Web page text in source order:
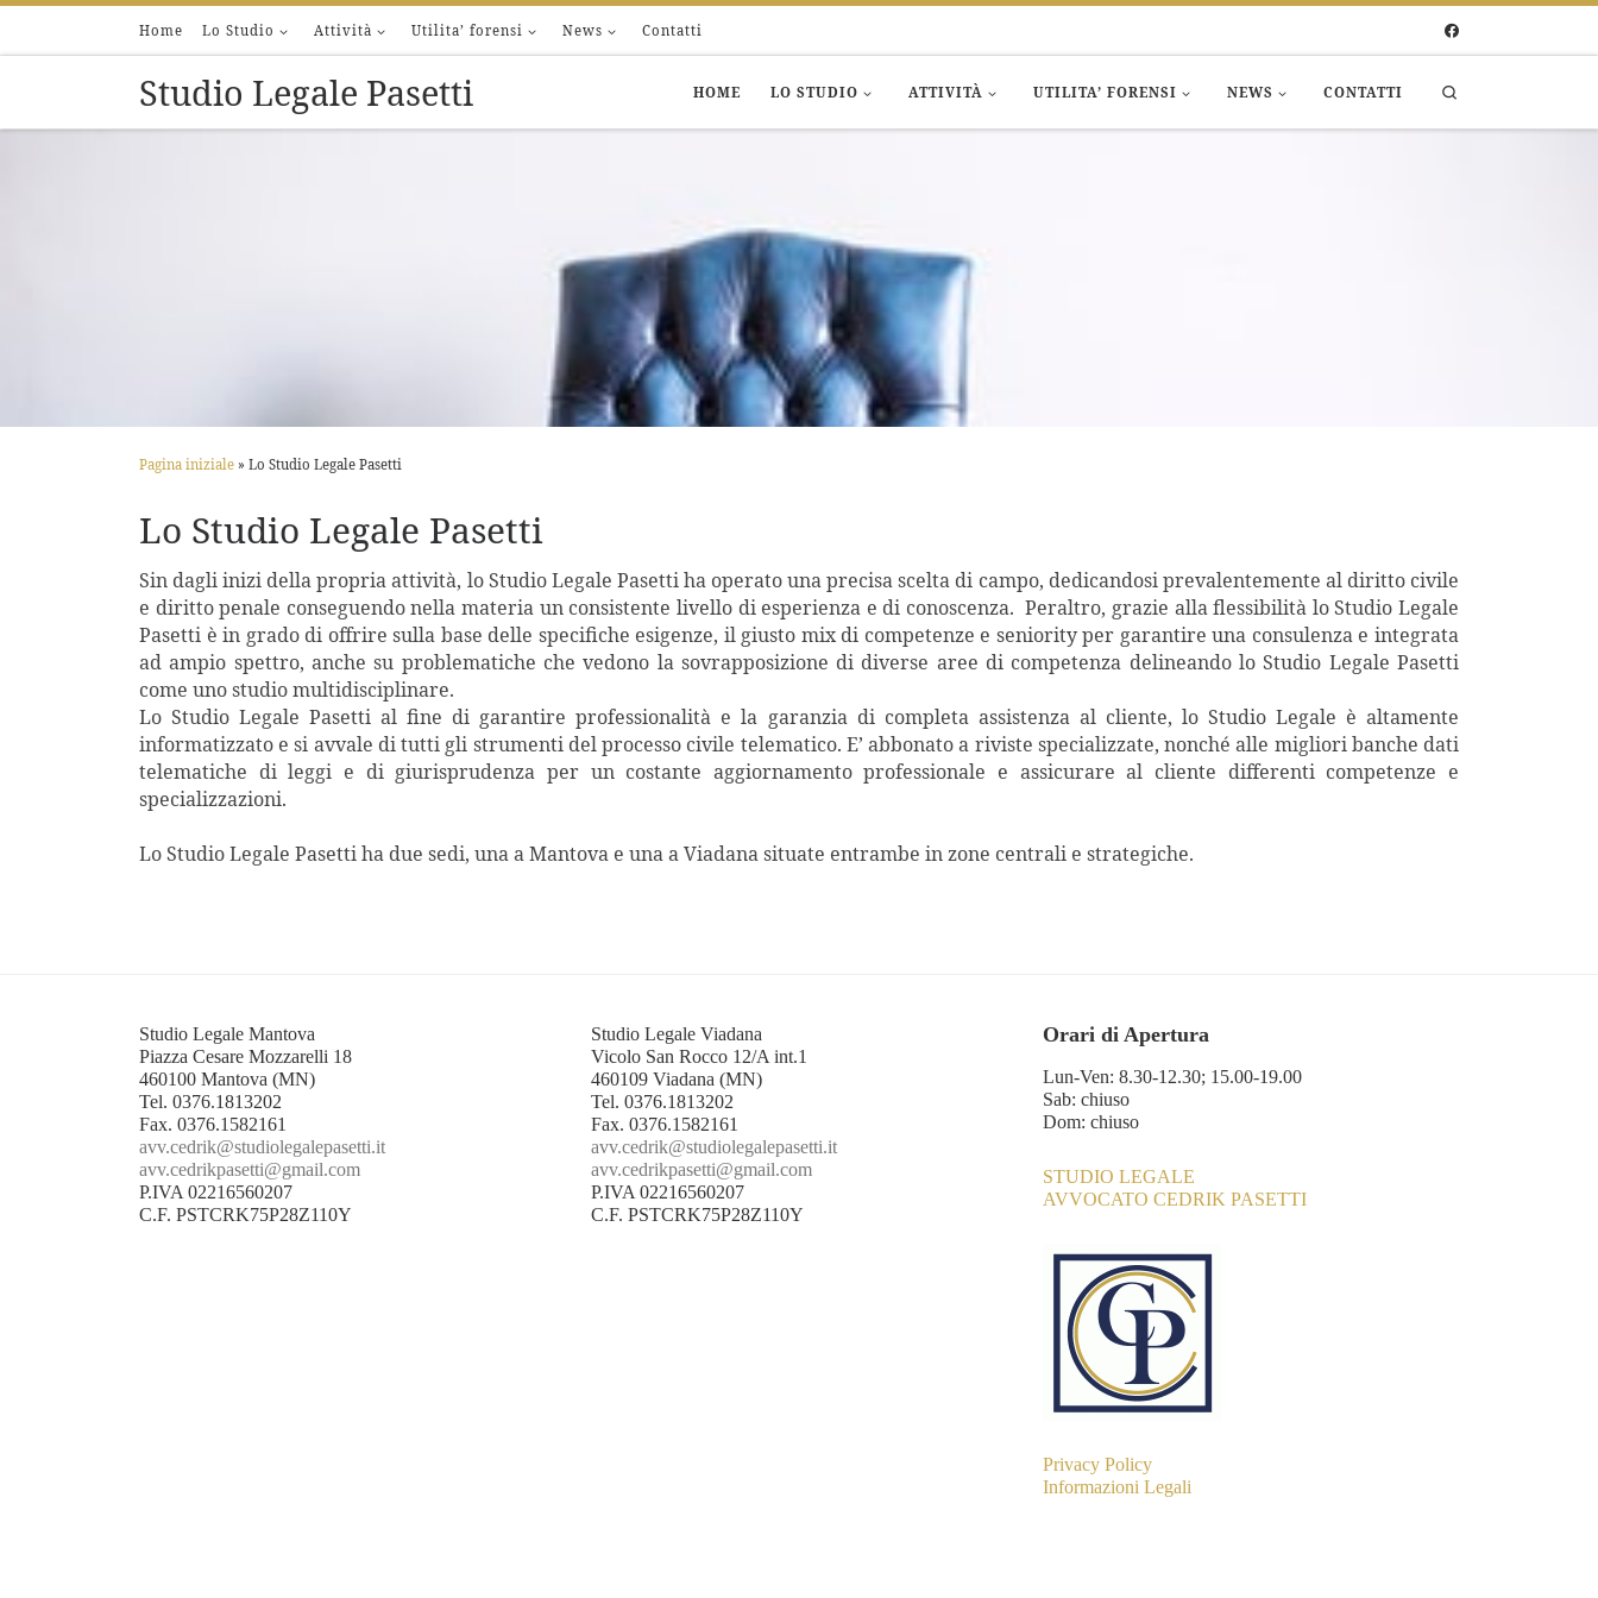
Passa al contenuto
Home Lo Studio Attività Utilita’ forensi News Contatti
Studio Legale Pasetti HOME LO STUDIO ATTIVITÀ UTILITA’ FORENSI NEWS CONTATTI
Pagina iniziale » Lo Studio Legale Pasetti
Lo Studio Legale Pasetti
Sin dagli inizi della propria attività, lo Studio Legale Pasetti ha operato una precisa scelta di campo, dedicandosi prevalentemente al diritto civile
e diritto penale conseguendo nella materia un consistente livello di esperienza e di conoscenza. Peraltro, grazie alla flessibilità lo Studio Legale
Pasetti è in grado di offrire sulla base delle specifiche esigenze, il giusto mix di competenze e seniority per garantire una consulenza e integrata
ad ampio spettro, anche su problematiche che vedono la sovrapposizione di diverse aree di competenza delineando lo Studio Legale Pasetti
come uno studio multidisciplinare.
Lo Studio Legale Pasetti al fine di garantire professionalità e la garanzia di completa assistenza al cliente, lo Studio Legale è altamente
informatizzato e si avvale di tutti gli strumenti del processo civile telematico. E’ abbonato a riviste specializzate, nonché alle migliori banche dati
telematiche di leggi e di giurisprudenza per un costante aggiornamento professionale e assicurare al cliente differenti competenze e
specializzazioni.
Lo Studio Legale Pasetti ha due sedi, una a Mantova e una a Viadana situate entrambe in zone centrali e strategiche.
Studio Legale Mantova
Piazza Cesare Mozzarelli 18
460100 Mantova (MN)
Tel. 0376.1813202
Fax. 0376.1582161
avv.cedrik@studiolegalepasetti.it
avv.cedrikpasetti@gmail.com
P.IVA 02216560207
C.F. PSTCRK75P28Z110Y
Studio Legale Viadana
Vicolo San Rocco 12/A int.1
460109 Viadana (MN)
Tel. 0376.1813202
Fax. 0376.1582161
avv.cedrik@studiolegalepasetti.it
avv.cedrikpasetti@gmail.com
P.IVA 02216560207
C.F. PSTCRK75P28Z110Y
Orari di Apertura
Lun-Ven: 8.30-12.30; 15.00-19.00
Sab: chiuso
Dom: chiuso
STUDIO LEGALE
AVVOCATO CEDRIK PASETTI
Privacy Policy
Informazioni Legali